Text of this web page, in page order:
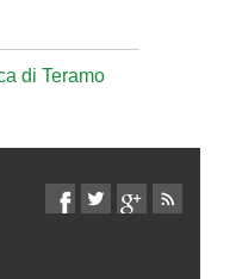
di Teramo